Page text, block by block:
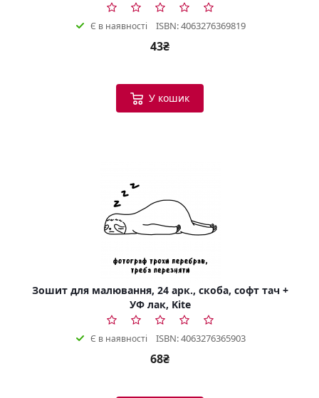
Є в наявності ISBN: 4063276369819
43₴
У кошик
Зошит для малювання, 24 арк., скоба, софт тач +
УФ лак, Kite
Є в наявності ISBN: 4063276365903
68₴